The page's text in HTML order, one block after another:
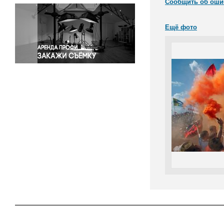
Светская жизнь
Спорт
Экология
Экономика и бизнес
Сообщить об
Ещё фото